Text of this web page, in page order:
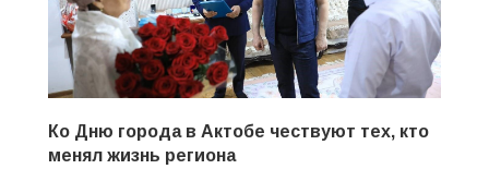
Ко Дню города в Актобе чествуют тех, кто
менял жизнь региона